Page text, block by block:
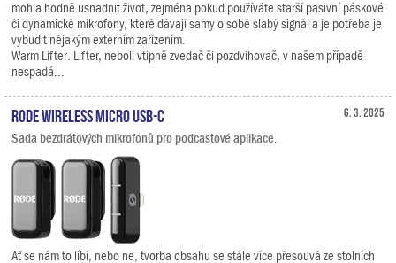
mohla hodně usnadnit život, zejména pokud používáte starší pasivní páskové
či dynamické mikrofony, které dávají samy o sobě slabý signál a je potřeba je
vybudit nějakým externím zařízením.
Warm Lifter. Lifter, neboli vtipně zvedač či pozdvihovač, v našem případě
nespadá...
6. 3. 2025
RODE Wireless Micro USB-C
Sada bezdrátových mikrofonů pro podcastové aplikace.
Ať se nám to líbí, nebo ne, tvorba obsahu se stále více přesouvá ze stolních